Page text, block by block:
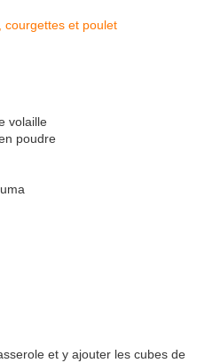
volaille
poudre
et y ajouter les cubes de